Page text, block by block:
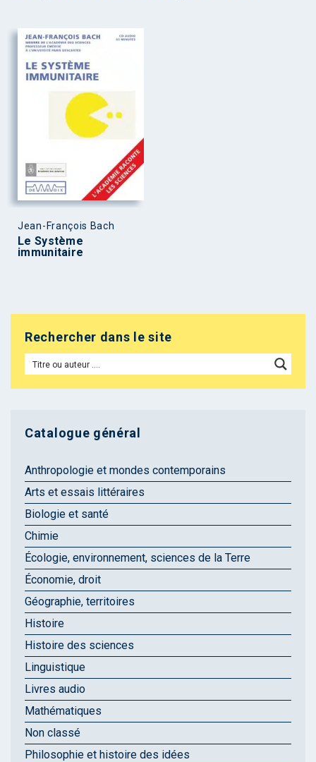
Jean-François Bach
Le Système
immunitaire
Rechercher dans le site
Catalogue général
Anthropologie et mondes contemporains
Arts et essais littéraires
Biologie et santé
Chimie
Écologie, environnement, sciences de la Terre
Économie, droit
Géographie, territoires
Histoire
Histoire des sciences
Linguistique
Livres audio
Mathématiques
Non classé
Philosophie et histoire des idées